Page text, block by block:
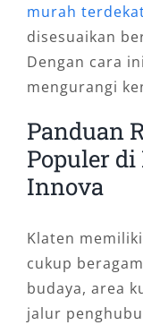
murah
disesuaikan
Dengan cara
mengurangi
Panduan
Populer
Innova
Klaten
cukup
budaya, area
jalur